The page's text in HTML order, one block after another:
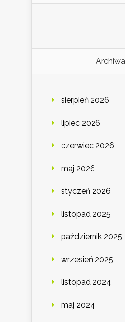
Archiwa
sierpień 2026
lipiec 2026
czerwiec 2026
maj 2026
styczeń 2026
listopad 2025
październik 2025
wrzesień 2025
listopad 2024
maj 2024